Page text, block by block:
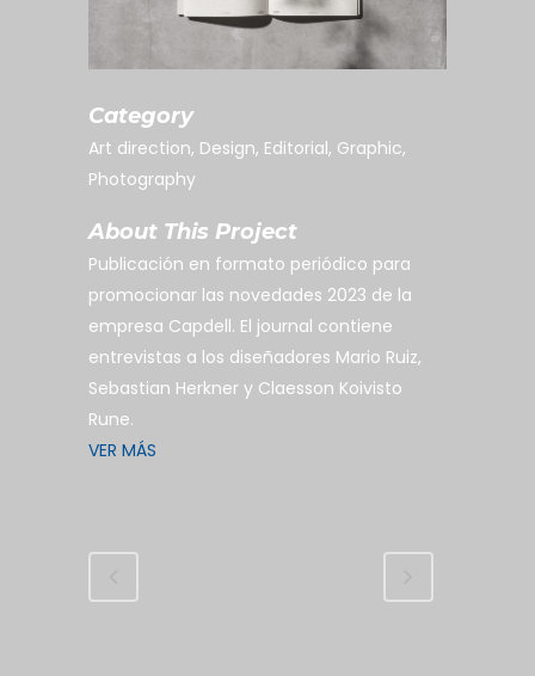
Category
Art direction, Design, Editorial, Graphic,
Photography
About This Project
Publicación en formato periódico para
promocionar las novedades 2023 de la
empresa Capdell. El journal contiene
entrevistas a los diseñadores Mario Ruiz,
Sebastian Herkner y Claesson Koivisto
Rune.
VER MÁS